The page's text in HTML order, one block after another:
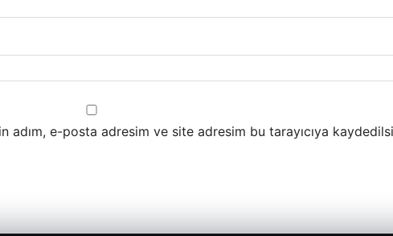
adım, e-posta adresim ve site adresim bu tarayıcıya